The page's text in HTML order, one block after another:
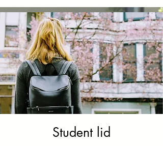
Student lid